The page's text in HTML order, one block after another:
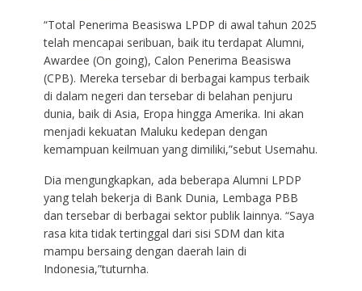
“Total Penerima Beasiswa LPDP di awal tahun 2025
telah mencapai seribuan, baik itu terdapat Alumni,
Awardee (On going), Calon Penerima Beasiswa
(CPB). Mereka tersebar di berbagai kampus terbaik
di dalam negeri dan tersebar di belahan penjuru
dunia, baik di Asia, Eropa hingga Amerika. Ini akan
menjadi kekuatan Maluku kedepan dengan
kemampuan keilmuan yang dimiliki,”sebut Usemahu.
Dia mengungkapkan, ada beberapa Alumni LPDP
yang telah bekerja di Bank Dunia, Lembaga PBB
dan tersebar di berbagai sektor publik lainnya. “Saya
rasa kita tidak tertinggal dari sisi SDM dan kita
mampu bersaing dengan daerah lain di
Indonesia,”tuturnha.